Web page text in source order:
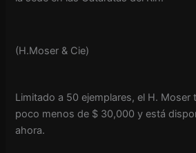
(H.Moser & Cie)
Limitado a 50 ejemplares, el H. Moser
poco menos de $ 30,000 y está
ahora.